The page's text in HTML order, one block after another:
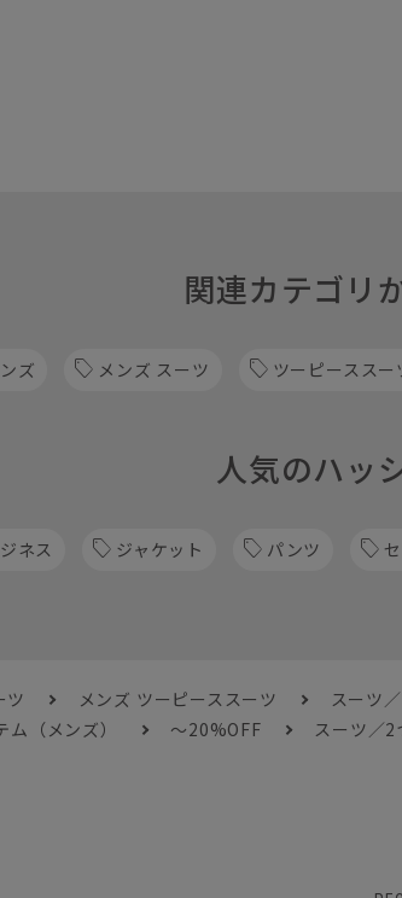
関連カテゴリ
ズ メンズ スーツ ツーピーススー
人気のハッ
ネス ジャケット パンツ
ツ メンズ ツーピーススーツ
スーツ
ム（メンズ） ～20%OFF スーツ／